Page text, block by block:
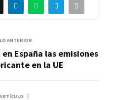
ANTERIOR
España las emisiones
en la UE